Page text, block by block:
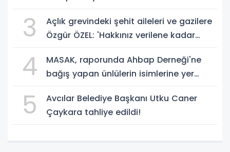
3
Açlık grevindeki şehit aileleri ve gazilere
Özgür ÖZEL: 'Hakkınız verilene kadar
4
MASAK, raporunda Ahbap Derneği'ne
bağış yapan ünlülerin isimlerine yer
5
Avcılar Belediye Başkanı Utku Caner
Çaykara tahliye edildi!